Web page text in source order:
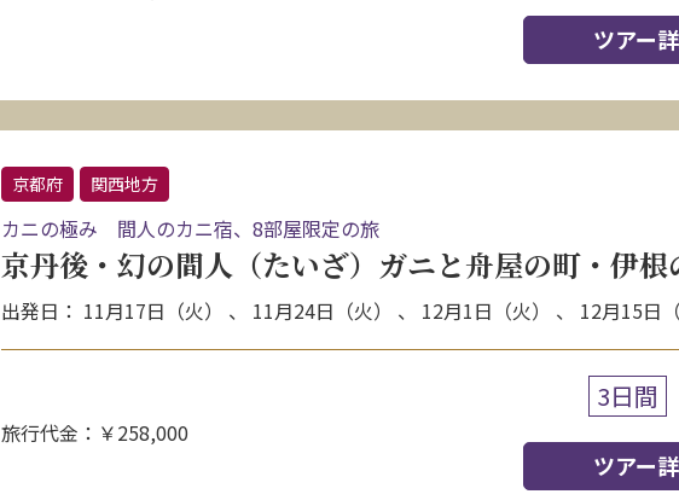
ツアー
京都府 関西地方
カニの極み 間人のカニ宿、8部屋限定の旅
京丹後・幻の間人（たいざ）ガニと舟屋の町・伊根
出発日： 11月17日（火） 、 11月24日（火） 、 12月1日（火） 、 12月15日（
旅行代金：￥258,000
3日間
ツアー